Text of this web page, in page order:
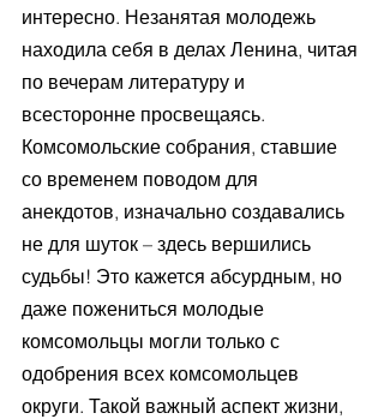
интересно. Незанятая молодежь
находила себя в делах Ленина, читая
по вечерам литературу и
всесторонне просвещаясь.
Комсомольские собрания, ставшие
со временем поводом для
анекдотов, изначально создавались
не для шуток – здесь вершились
судьбы! Это кажется абсурдным, но
даже пожениться молодые
комсомольцы могли только с
одобрения всех комсомольцев
округи. Такой важный аспект жизни,